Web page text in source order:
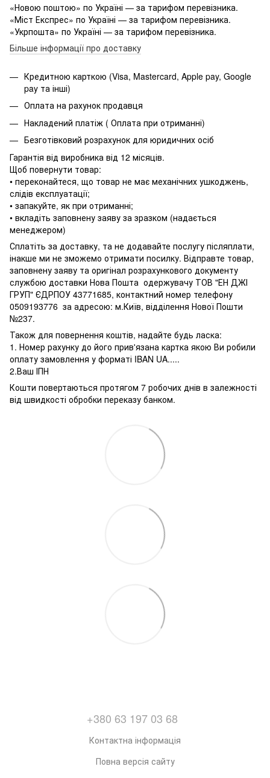
«Новою поштою» по Україні — за тарифом перевізника.
«Міст Експрес» по Україні — за тарифом перевізника.
«Укрпошта» по Україні — за тарифом перевізника.
Більше інформації про доставку
Кредитною карткою (Visa, Mastercard, Apple pay, Google
pay та інші)
Оплата на рахунок продавця
Накладений платіж ( Оплата при отриманні)
Безготівковий розрахунок для юридичних осіб
Гарантія від виробника від 12 місяців.
Щоб повернути товар:
• переконайтеся, що товар не має механічних ушкоджень,
слідів експлуатації;
• запакуйте, як при отриманні;
• вкладіть заповнену заяву за зразком (надається
менеджером)
Сплатіть за доставку, та не додавайте послугу післяплати,
інакше ми не зможемо отримати посилку. Відправте товар,
заповнену заяву та оригінал розрахункового документу
службою доставки Нова Пошта одержувачу ТОВ "ЕН ДЖІ
ГРУП" ЄДРПОУ 43771685, контактний номер телефону
0509193776 за адресою: м.Київ, відділення Нової Пошти
№237.
Також для повернення коштів, надайте будь ласка:
1. Номер рахунку до його прив'язана картка якою Ви робили
оплату замовлення у форматі IBAN UA.....
2.Ваш ІПН
Кошти повертаються протягом 7 робочих днів в залежності
від швидкості обробки переказу банком.
+380 63 197 03 68
Контактна інформація
Повна версія сайту